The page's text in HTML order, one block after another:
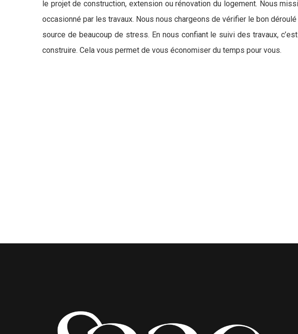
le projet de construction, extension ou rénovation du logement. Nous
occasionné par les travaux. Nous nous chargeons de vérifier le bon
source de beaucoup de stress. En nous confiant le suivi des travaux,
construire. Cela vous permet de vous économiser du temps pour vous.